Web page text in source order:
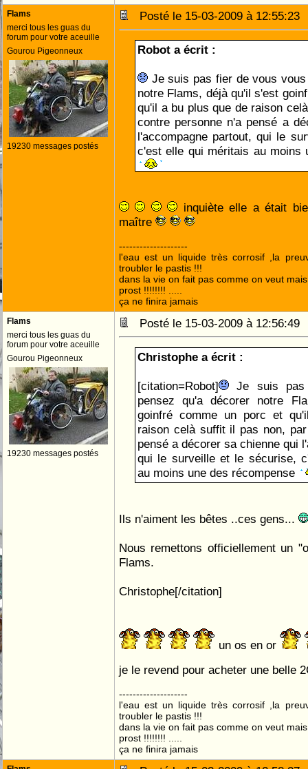
Flams
merci tous les guas du
forum pour votre aceuille
Gourou Pigeonneux
19230 messages postés
Posté le 15-03-2009 à
Robot a écrit :
Je suis pas fier de vous
notre Flams, déjà qu'il s'est
qu'il a bu plus que de raison
contre personne n'a pensé a
l'accompagne partout, qui le
c'est elle qui méritais au moins
inquiète elle a était
maître
--------------------
l'eau est un liquide très corrosif ,la
troubler le pastis !!!
dans la vie on fait pas comme on veut
prost !!!!!!!! .....
ça ne finira jamais
Flams
merci tous les guas du
forum pour votre aceuille
Gourou Pigeonneux
19230 messages postés
Posté le 15-03-2009 à
Christophe a écrit :
[citation=Robot]
Je suis
pensez qu'a décorer notre
goinfré comme un porc et
raison celà suffit il pas non,
pensé a décorer sa chienne qui
qui le surveille et le sécurise,
au moins une des récompense
Ils n'aiment les bêtes ..ces gens...
Nous remettons officiellement un
Flams.
Christophe[/citation]
un os en or
je le revend pour acheter une belle
--------------------
l'eau est un liquide très corrosif ,la
troubler le pastis !!!
dans la vie on fait pas comme on veut
prost !!!!!!!! .....
ça ne finira jamais